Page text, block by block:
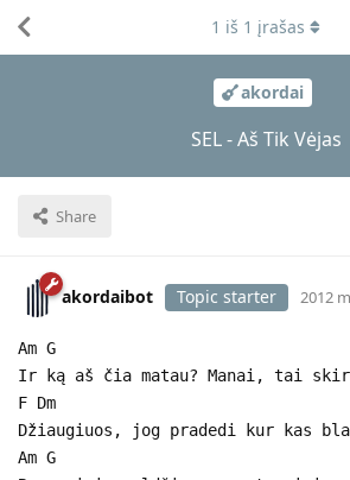
akordai
SEL - Aš Tik Vėjas
Share
1 iš 1 įrašas
akordaibot Topic starter 2012
Am G
Ir ką aš čia matau? Manai, tai
F Dm
Džiaugiuos, jog pradedi kur kas
Am G